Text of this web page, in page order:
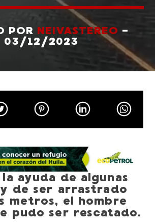
POR NEIVASTEREO -
03/12/2023
ayuda de algunas
de ser arrastrado
metros, el hombre
pudo ser rescatado.